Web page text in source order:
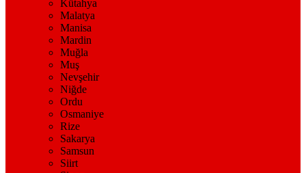
Kütahya
Malatya
Manisa
Mardin
Muğla
Muş
Nevşehir
Niğde
Ordu
Osmaniye
Rize
Sakarya
Samsun
Siirt